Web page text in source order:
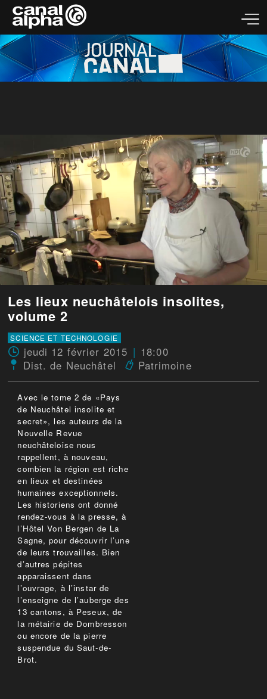
Les lieux neuchâtelois insolites,
volume 2
SCIENCE ET TECHNOLOGIE
jeudi 12 février 2015
18:00
Dist. de Neuchâtel
Patrimoine
Avec le tome 2 de «Pays
de Neuchâtel insolite et
secret», les auteurs de la
Nouvelle Revue
neuchâteloise nous
rappellent, à nouveau,
combien la région est riche
en lieux et destinées
humaines exceptionnels.
Les historiens ont donné
rendez-vous à la presse, à
l’Hôtel Von Bergen de La
Sagne, pour découvrir l’une
de leurs trouvailles. Bien
d’autres pépites
apparaissent dans
l’ouvrage, à l’instar de
l’enseigne de l’auberge des
13 cantons, à Peseux, de
la métairie de Dombresson
ou encore de la pierre
suspendue du Saut-de-
Brot.